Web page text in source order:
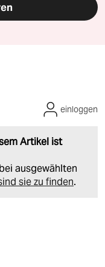
Artikel ist
ausgewählten
sie zu finden.
einloggen